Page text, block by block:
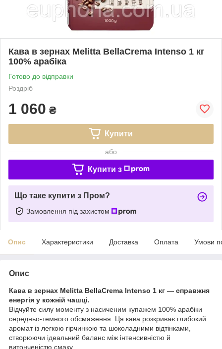
Кава в зернах Melitta BellaCrema Intenso 1 кг
100% арабіка
Готово до відправки
Роздріб
1 060 ₴
Купити
або
Купити з
Що таке купити з Пром?
Замовлення під захистом
Опис Характеристики Доставка Оплата Умови
Опис
Кава в зернах Melitta BellaCrema Intenso 1 кг — справжня
енергія у кожній чашці.
Відчуйте силу моменту з насиченим купажем 100% арабіки
середньо-темного обсмаження. Ця кава розкриває глибокий
аромат із легкою гірчинкою та шоколадними відтінками,
створюючи ідеальний баланс між інтенсивністю й
витонченістю смаку.